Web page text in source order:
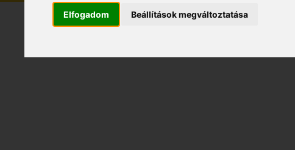
Elfogadom Beállítások megváltoztatása
PÁLYÁZATI FELHÍVÁS!